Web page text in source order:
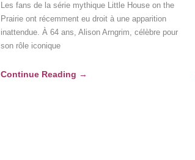
Les fans de la série mythique Little House on the
Prairie ont récemment eu droit à une apparition
inattendue. À 64 ans, Alison Arngrim, célèbre pour
son rôle iconique
Continue Reading →